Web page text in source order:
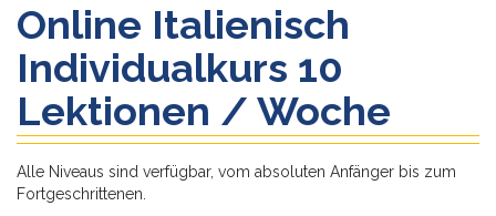
Online Italienisch
Individualkurs 10
Lektionen / Woche
Alle Niveaus sind verfügbar, vom absoluten Anfänger bis zum
Fortgeschrittenen.